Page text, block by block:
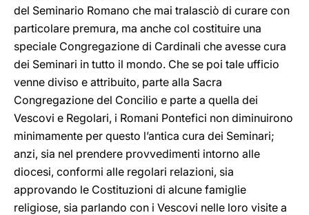
del Seminario Romano che mai tralasciò di curare con
particolare premura, ma anche col costituire una
speciale Congregazione di Cardinali che avesse cura
dei Seminari in tutto il mondo. Che se poi tale ufficio
venne diviso e attribuito, parte alla Sacra
Congregazione del Concilio e parte a quella dei
Vescovi e Regolari, i Romani Pontefici non diminuirono
minimamente per questo l’antica cura dei Seminari;
anzi, sia nel prendere provvedimenti intorno alle
diocesi, conformi alle regolari relazioni, sia
approvando le Costituzioni di alcune famiglie
religiose, sia parlando con i Vescovi nelle loro visite a